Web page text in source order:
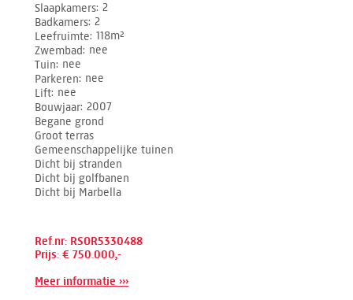
Slaapkamers 2
Badkamers 2
Leefruimte 118m²
Zwembad nee
Tuin nee
Parkeren nee
Lift nee
Bouwjaar 2007
Begane grond
Groot terras
Gemeenschappelijke tuinen
Dicht bij stranden
Dicht bij golfbanen
Dicht bij Marbella
Ref.nr: RSOR5330488
Prijs: € 750.000,-
Meer informatie ›››